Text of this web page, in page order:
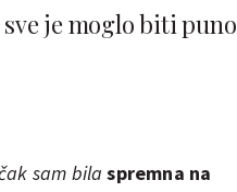
je moglo biti puno
sam bilaspremna na